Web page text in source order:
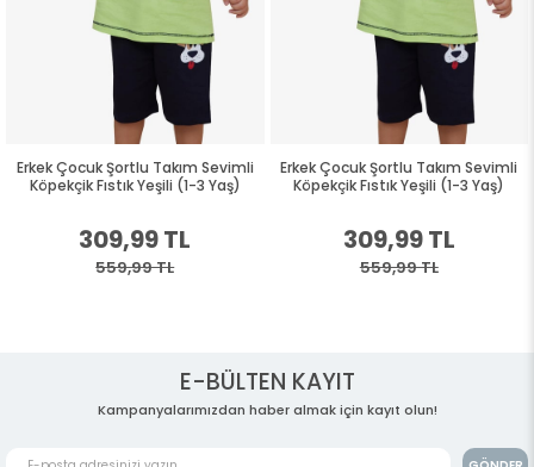
Erkek Çocuk Şortlu Takım Sevimli
Köpekçik Fıstık Yeşili (1-3 Yaş)
309,99 TL
559,99 TL
Erkek Çocuk Şortlu Takım Sevimli
Köpekçik Fıstık Yeşili (1-3 Yaş)
309,99 TL
559,99 TL
E-BÜLTEN KAYIT
Kampanyalarımızdan haber almak için kayıt olun!